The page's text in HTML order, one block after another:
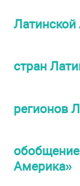
стран
регионов
Америка»